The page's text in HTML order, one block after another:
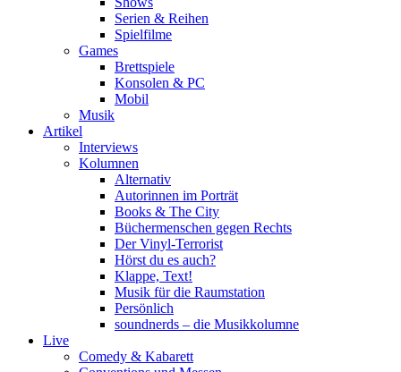
Serien & Reihen
Spielfilme
Games
Brettspiele
Konsolen & PC
Mobil
Musik
Artikel
Interviews
Kolumnen
Alternativ
Autorinnen im Porträt
Books & The City
Büchermenschen gegen Rechts
Der Vinyl-Terrorist
Hörst du es auch?
Klappe, Text!
Musik für die Raumstation
Persönlich
soundnerds – die Musikkolumne
Live
Comedy & Kabarett